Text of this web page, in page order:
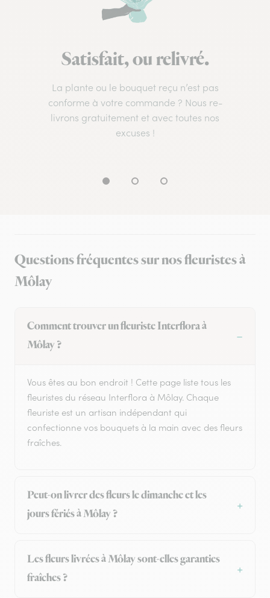
Satisfait, ou relivré.
La plante ou le bouquet reçu n’est pas
conforme à votre commande ? Nous re-
livrons gratuitement et avec toutes nos
excuses !
Questions fréquentes sur nos fleuristes à
Môlay
Comment trouver un fleuriste Interflora à
Môlay ?
Vous êtes au bon endroit ! Cette page liste tous les
fleuristes du réseau Interflora à Môlay. Chaque
fleuriste est un artisan indépendant qui
confectionne vos bouquets à la main avec des fleurs
fraîches.
Peut-on livrer des fleurs le dimanche et les
jours fériés à Môlay ?
Les fleurs livrées à Môlay sont-elles garanties
fraîches ?